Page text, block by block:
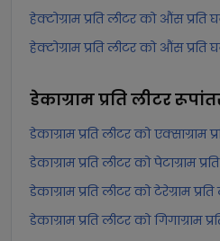
हेक्टोग्राम प्रति लीटर को औंस
हेक्टोग्राम प्रति लीटर को औंस
डेकाग्राम प्रति लीटर
डेकाग्राम प्रति लीटर को एक्साग्राम
डेकाग्राम प्रति लीटर को पेटाग्राम
डेकाग्राम प्रति लीटर को टेरेग्राम
डेकाग्राम प्रति लीटर को गिगाग्राम